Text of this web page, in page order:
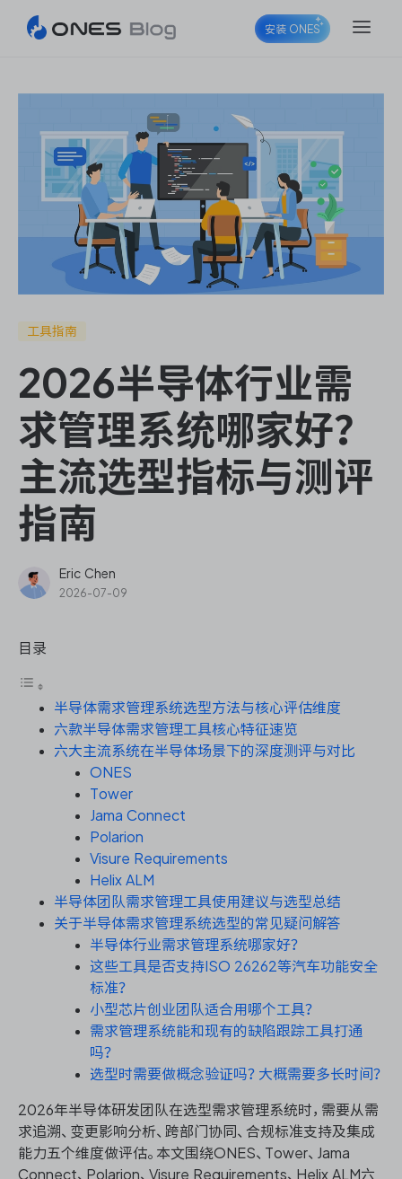
ONES Project
ONES Wiki
ONES Desk
ONES Assistant
敏捷研发管理
企业知识库管理
研发效能管理
DevOps
资源和工时管理
服务台和工单管理
IPD 研发管理
ASPICE 研发管理
安装 ONES
工具指南
2026半导体行业需
求管理系统哪家好？
主流选型指标与测评
指南
Eric Chen
2026-07-09
目录
半导体需求管理系统选型方法与核心评估维度
六款半导体需求管理工具核心特征速览
六大主流系统在半导体场景下的深度测评与对比
ONES
Tower
Jama Connect
Polarion
Visure Requirements
Helix ALM
半导体团队需求管理工具使用建议与选型总结
关于半导体需求管理系统选型的常见疑问解答
半导体行业需求管理系统哪家好？
这些工具是否支持ISO 26262等汽车功能安全
标准？
小型芯片创业团队适合用哪个工具？
需求管理系统能和现有的缺陷跟踪工具打通
吗？
选型时需要做概念验证吗？大概需要多长时间？
2026年半导体研发团队在选型需求管理系统时，需要从需
求追溯、变更影响分析、跨部门协同、合规标准支持及集成
能力五个维度做评估。本文围绕ONES、Tower、Jama
Connect、Polarion、Visure Requirements、Helix ALM六